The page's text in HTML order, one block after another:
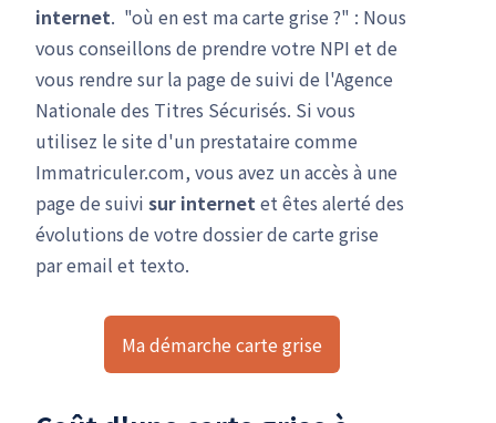
internet. "où en est ma carte grise ?" : Nous
vous conseillons de prendre votre NPI et de
vous rendre sur la page de suivi de l'Agence
Nationale des Titres Sécurisés. Si vous
utilisez le site d'un prestataire comme
Immatriculer.com, vous avez un accès à une
page de suivi sur internetet êtes alerté des
évolutions de votre dossier de carte grise
par email et texto.
Ma démarche carte grise